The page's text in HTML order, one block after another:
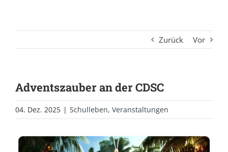
Zurück Vor
Adventszauber an der CDSC
04. Dez. 2025 | Schulleben, Veranstaltungen